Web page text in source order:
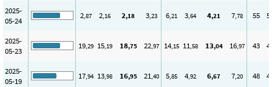
2025-
05-24
2,87 2,16 2,18 3,23 6,21 3,64 4,21 7,78 55
2025-
05-23
19,29 15,19 18,75 22,97 14,15 11,58 13,04 16,97 43
2025-
05-19
17,94 13,98 16,95 21,40 5,85 4,92 6,67 7,20 48